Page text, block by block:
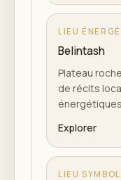
LIEU
Belintash
Plateau
de récits
Explorer
LIEU